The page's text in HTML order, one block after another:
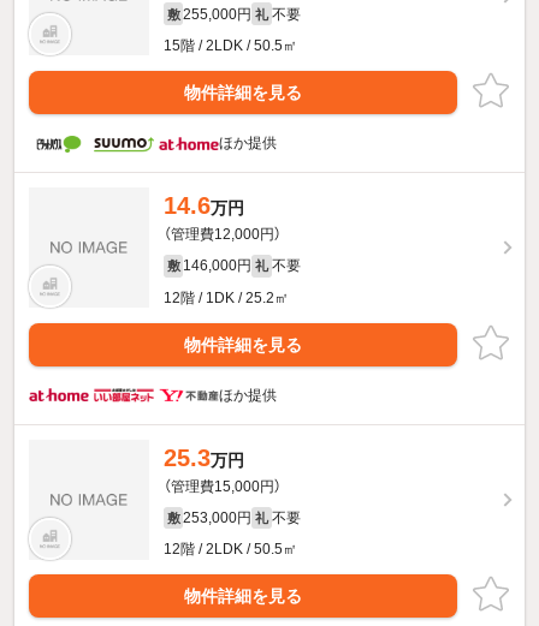
敷 255,000円 礼 不要
15階 / 2LDK / 50.5㎡
物件詳細を見る
ほか提供
14.6万円
（管理費12,000円）
敷 146,000円 礼 不要
12階 / 1DK / 25.2㎡
物件詳細を見る
ほか提供
25.3万円
（管理費15,000円）
敷 253,000円 礼 不要
12階 / 2LDK / 50.5㎡
物件詳細を見る